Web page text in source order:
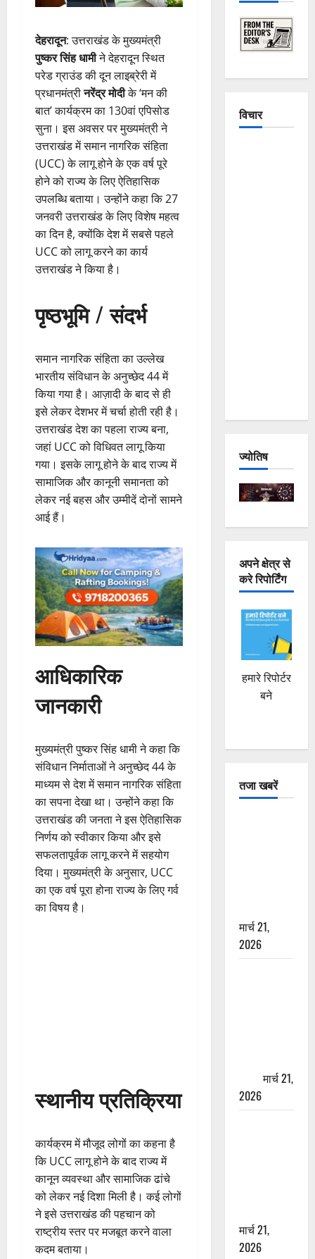
देहरादून: उत्तराखंड के मुख्यमंत्री
पुष्कर सिंह धामीने देहरादून स्थित
परेड ग्राउंड की दून लाइब्रेरी में
प्रधानमंत्रीनरेंद्र मोदीके ‘मन की
बात’ कार्यक्रम का 130वां एपिसोड
सुना। इस अवसर पर मुख्यमंत्री ने
उत्तराखंड में समान नागरिक संहिता
(UCC) के लागू होने के एक वर्ष पूरे
होने को राज्य के लिए ऐतिहासिक
उपलब्धि बताया। उन्होंने कहा कि 27
जनवरी उत्तराखंड के लिए विशेष महत्व
का दिन है, क्योंकि देश में सबसे पहले
UCC को लागू करने का कार्य
उत्तराखंड ने किया है।
पृष्ठभूमि / संदर्भ
समान नागरिक संहिता का उल्लेख
भारतीय संविधान के अनुच्छेद 44 में
किया गया है। आज़ादी के बाद से ही
इसे लेकर देशभर में चर्चा होती रही है।
उत्तराखंड देश का पहला राज्य बना,
जहां UCC को विधिवत लागू किया
गया। इसके लागू होने के बाद राज्य में
सामाजिक और कानूनी समानता को
लेकर नई बहस और उम्मीदें दोनों सामने
आई हैं।
आधिकारिक
जानकारी
मुख्यमंत्री पुष्कर सिंह धामी ने कहा कि
संविधान निर्माताओं ने अनुच्छेद 44 के
माध्यम से देश में समान नागरिक संहिता
का सपना देखा था। उन्होंने कहा कि
उत्तराखंड की जनता ने इस ऐतिहासिक
निर्णय को स्वीकार किया और इसे
सफलतापूर्वक लागू करने में सहयोग
दिया। मुख्यमंत्री के अनुसार, UCC
का एक वर्ष पूरा होना राज्य के लिए गर्व
का विषय है।
स्थानीय प्रतिक्रिया
कार्यक्रम में मौजूद लोगों का कहना है
कि UCC लागू होने के बाद राज्य में
कानून व्यवस्था और सामाजिक ढांचे
को लेकर नई दिशा मिली है। कई लोगों
ने इसे उत्तराखंड की पहचान को
राष्ट्रीय स्तर पर मजबूत करने वाला
कदम बताया।
विचार
ज्योतिष
अपने क्षेत्र से
करे रिपोर्टिंग
हमारे रिपोर्टर
बने
तजा खबरें
मार्च 21,
2026
मार्च 21,
2026
मार्च 21,
2026